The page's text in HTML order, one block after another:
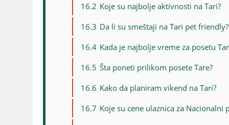
16.2 Koje su najbolje aktivnosti na Tari?
16.3 Da li su smeštaji na Tari pet friendly?
16.4 Kada je najbolje vreme za posetu
16.5 Šta poneti prilikom posete Tare?
16.6 Kako da planiram vikend na Tari?
16.7 Koje su cene ulaznica za Nacionalni